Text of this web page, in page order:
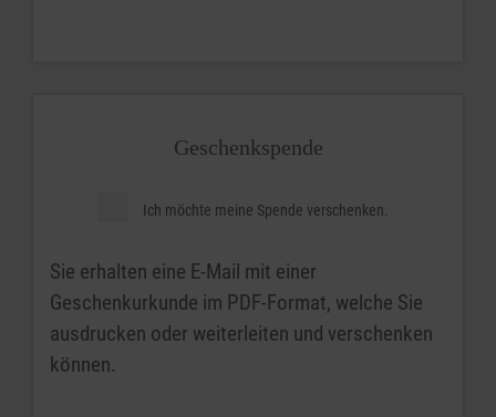
Geschenkspende
Ich möchte meine Spende verschenken.
Sie erhalten eine E-Mail mit einer
Geschenkurkunde im PDF-Format, welche Sie
ausdrucken oder weiterleiten und verschenken
können.